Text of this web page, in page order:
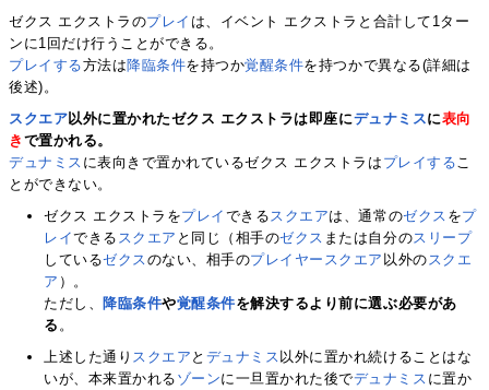
ゼクス エクストラのプレイ は、イベント エクストラと合計して1ター
ンに1回だけ行うことができる。
プレイする方法は降臨条件を持つか覚醒条件を持つかで異なる(詳細は
後述)。
スクエア以外に置かれたゼクス エクストラは即座にデュナミスに表向
き で置かれる。
デュナミス に表向きで置かれているゼクス エクストラは プレイする こ
とができない。
ゼクス エクストラをプレイ できる スクエアは、通常のゼクス をプ
レイできる スクエア と同じ（相手のゼクス または自分のスリープ
しているゼクス のない、相手のプレイヤースクエア 以外の スクエ
ア ）。
ただし、
降臨条件や覚醒条件を解決するより前に選ぶ必要があ
る 。
上述した通り スクエア と デュナミス 以外に置かれ続けることはな
いが、本来置かれる ゾーンに一旦置かれた後でデュナミス に置か